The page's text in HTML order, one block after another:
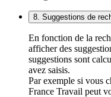
8. Suggestions de
En fonction de la
afficher des
suggestions sont
avez saisis.
Par exemple si vous
France Travail peut